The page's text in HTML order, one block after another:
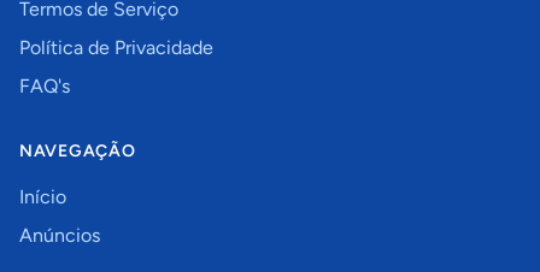
Termos de Serviço
Política de Privacidade
FAQ's
NAVEGAÇÃO
Início
Anúncios